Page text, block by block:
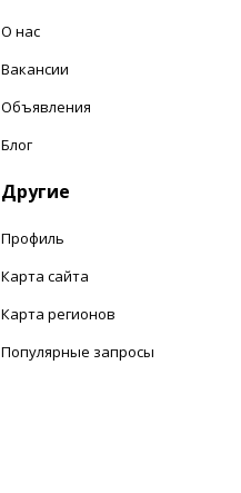
О нас
Вакансии
Объявления
Блог
Другие
Профиль
Карта сайта
Карта регионов
Популярные запросы